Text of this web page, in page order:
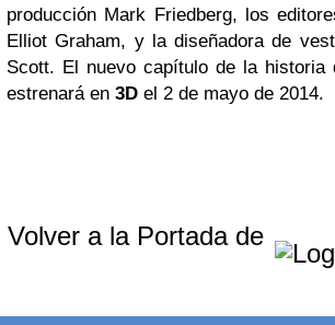
producción Mark Friedberg, los
Elliot Graham, y la diseñadora de
Scott. El nuevo capítulo de la historia
estrenará en 3D el 2 de mayo de 2014.
Volver a la Portada de